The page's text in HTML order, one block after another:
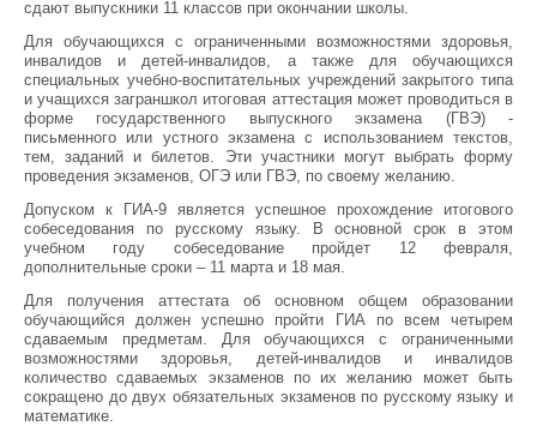
сдают выпускники 11 классов при окончании школы.
Для обучающихся с ограниченными возможностями здоровья,
инвалидов и детей-инвалидов, а также для обучающихся
специальных учебно-воспитательных учреждений закрытого типа
и учащихся заграншкол итоговая аттестация может проводиться в
форме государственного выпускного экзамена (ГВЭ) -
письменного или устного экзамена с использованием текстов,
тем, заданий и билетов. Эти участники могут выбрать форму
проведения экзаменов, ОГЭ или ГВЭ, по своему желанию.
Допуском к ГИА-9 является успешное прохождение итогового
собеседования по русскому языку. В основной срок в этом
учебном году собеседование пройдет 12 февраля,
дополнительные сроки – 11 марта и 18 мая.
Для получения аттестата об основном общем образовании
обучающийся должен успешно пройти ГИА по всем четырем
сдаваемым предметам. Для обучающихся с ограниченными
возможностями здоровья, детей-инвалидов и инвалидов
количество сдаваемых экзаменов по их желанию может быть
сокращено до двух обязательных экзаменов по русскому языку и
математике.